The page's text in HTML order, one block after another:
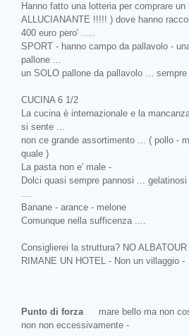
Hanno fatto una lotteria per comprare un
ALLUCIANANTE !!!!! ) dove hanno
400 euro pero' .....
SPORT - hanno campo da pallavolo -
pallone ...
un SOLO pallone da pallavolo ...
CUCINA 6 1/2
La cucina è internazionale e la
si sente ...
non ce grande assortimento ... ( pollo -
quale )
La pasta non e' male -
Dolci quasi sempre pannosi ...
....
Banane - arance - melone
Comunque nella sufficenza ....
Consiglierei la struttura? NO
RIMANE UN HOTEL - Non un villaggio -
Punto di forza
mare bello ma non
non non eccessivamente -